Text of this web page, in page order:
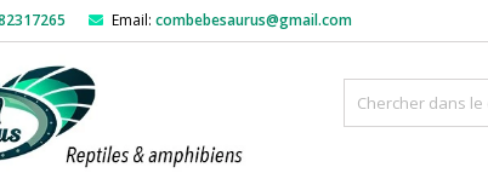
Email: combebesaurus@gmail.com